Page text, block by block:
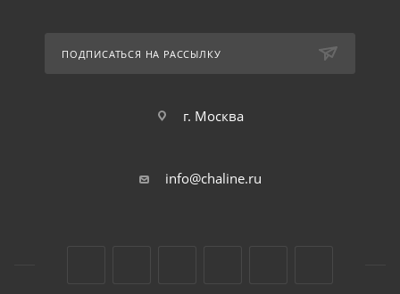
ПОДПИСАТЬСЯ НА РАССЫЛКУ
г. Москва
info@chaline.ru